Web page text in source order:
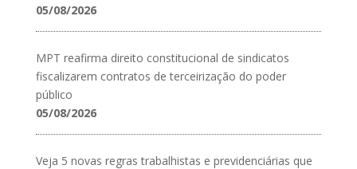
05/08/2026
MPT reafirma direito constitucional de sindicatos
fiscalizarem contratos de terceirização do poder
público
05/08/2026
Veja 5 novas regras trabalhistas e previdenciárias que